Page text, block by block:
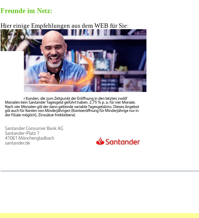
Freunde im Netz:
Hier einige Empfehlungen aus dem WEB für Sie: